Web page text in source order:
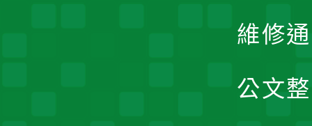
維修
公文